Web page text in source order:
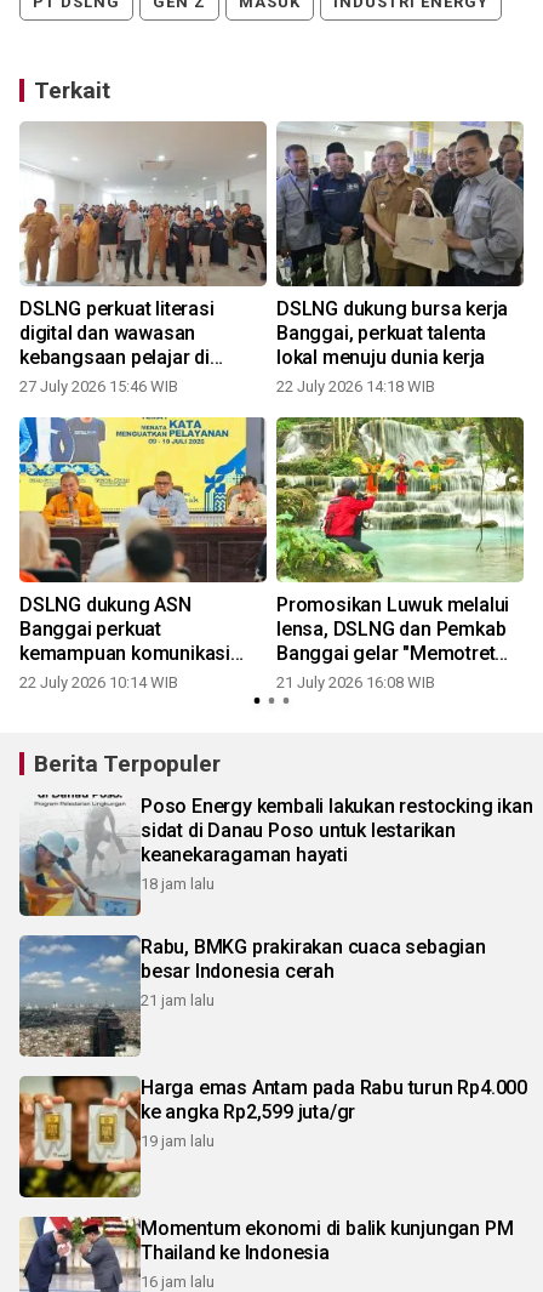
Terkait
DSLNG perkuat literasi
digital dan wawasan
kebangsaan pelajar di
Banggai
27 July 2026 15:46 WIB
DSLNG dukung bursa kerja
Banggai, perkuat talenta
lokal menuju dunia kerja
22 July 2026 14:18 WIB
DSLNG dukung ASN
Banggai perkuat
kemampuan komunikasi
publik
22 July 2026 10:14 WIB
Promosikan Luwuk melalui
lensa, DSLNG dan Pemkab
Banggai gelar "Memotret
Kota"
21 July 2026 16:08 WIB
Berita Terpopuler
Poso Energy kembali lakukan restocking ikan
sidat di Danau Poso untuk lestarikan
keanekaragaman hayati
18 jam lalu
Rabu, BMKG prakirakan cuaca sebagian
besar Indonesia cerah
21 jam lalu
Harga emas Antam pada Rabu turun Rp4.000
ke angka Rp2,599 juta/gr
19 jam lalu
Momentum ekonomi di balik kunjungan PM
Thailand ke Indonesia
16 jam lalu